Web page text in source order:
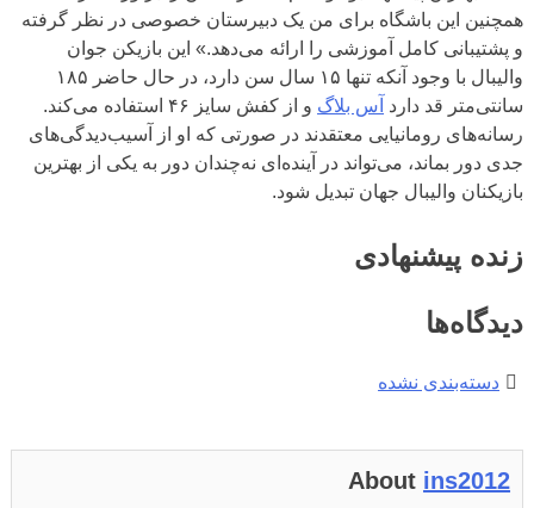
همچنین این باشگاه برای من یک دبیرستان خصوصی در نظر گرفته
و پشتیبانی کامل آموزشی را ارائه می‌دهد.» این بازیکن جوان
والیبال با وجود آنکه تنها ۱۵ سال سن دارد، در حال حاضر ۱۸۵
سانتی‌متر قد دارد آس بلاگ
و از کفش سایز ۴۶ استفاده می‌کند.
رسانه‌های رومانیایی معتقدند در صورتی که او از آسیب‌دیدگی‌های
جدی دور بماند، می‌تواند در آینده‌ای نه‌چندان دور به یکی از بهترین
بازیکنان والیبال جهان تبدیل شود.
زنده پیشنهادی
دیدگاه‌ها
دسته‌بندی نشده
About ins2012